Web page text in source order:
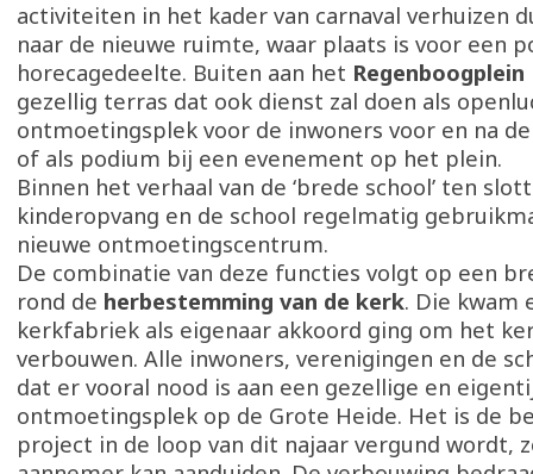
activiteiten in het kader van carnaval verhuizen
naar de nieuwe ruimte, waar plaats is voor een
horecagedeelte. Buiten aan het Regenboogplein
gezellig terras dat ook dienst zal doen als
ontmoetingsplek voor de inwoners voor en na
of als podium bij een evenement op het plein.
Binnen het verhaal van de ‘brede school’ ten
kinderopvang en de school regelmatig
nieuwe ontmoetingscentrum.
De combinatie van deze functies volgt op een
rond de herbestemming van de kerk. Die kwam
kerkfabriek als eigenaar akkoord ging om het
verbouwen. Alle inwoners, verenigingen en de
dat er vooral nood is aan een gezellige en
ontmoetingsplek op de Grote Heide. Het is de
project in de loop van dit najaar vergund wordt,